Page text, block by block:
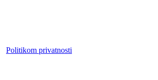
Politikom privatnosti